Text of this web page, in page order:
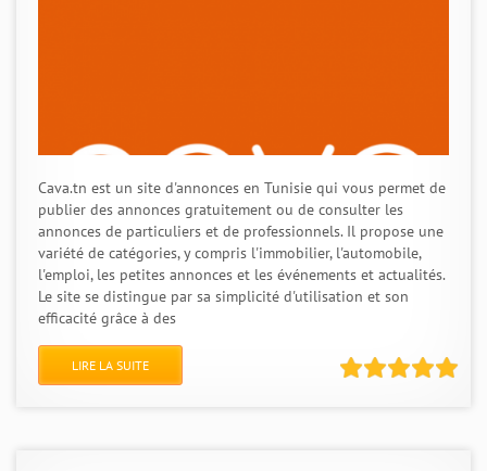
Cava.tn est un site d'annonces en Tunisie qui vous permet de
publier des annonces gratuitement ou de consulter les
annonces de particuliers et de professionnels. Il propose une
variété de catégories, y compris l'immobilier, l'automobile,
l'emploi, les petites annonces et les événements et actualités.
Le site se distingue par sa simplicité d'utilisation et son
efficacité grâce à des
LIRE LA SUITE